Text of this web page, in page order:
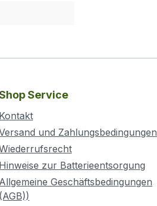
Service
Kontakt
und Zahlungsbedingungen
Hinweise zur Batterieentsorgung
Allgemeine Geschäftsbedingungen
(AGB))